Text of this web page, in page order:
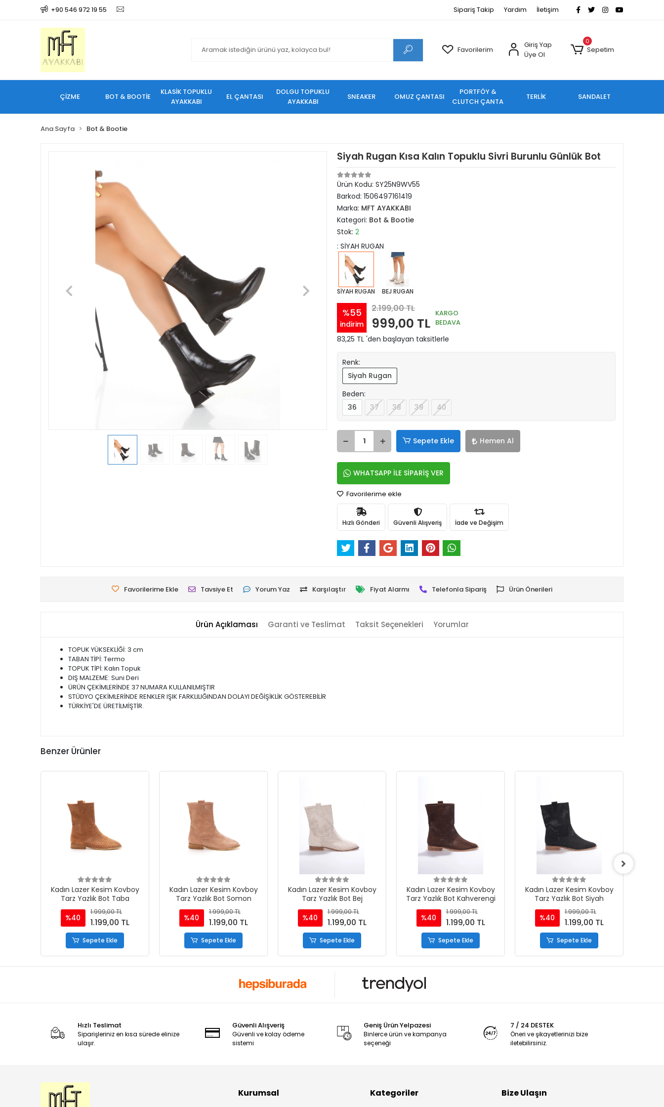
+90 546 972 19 55 Sipariş Takip Yardım İletişim
Favorilerim
Giriş Yap
Üye Ol
0
Sepetim
ÇİZME BOT & BOOTİE
KLASİK TOPUKLU
AYAKKABI
EL ÇANTASI
DOLGU TOPUKLU
AYAKKABI
SNEAKER OMUZ ÇANTASI
PORTFÖY &
CLUTCH ÇANTA
TERLİK SANDALET
Ana Sayfa Bot & Bootie
Siyah Rugan Kısa Kalın Topuklu Sivri Burunlu Günlük Bot
Ürün Kodu: SY25N9WV55
Barkod: 1506497161419
Marka: MFT AYAKKABI
Kategori: Bot & Bootie
Stok: 2
: SİYAH RUGAN
SİYAH RUGAN BEJ RUGAN
%55
indirim
2.199,00 TL
999,00 TL
KARGO
BEDAVA
83,25 TL 'den başlayan taksitlerle
Renk:
Siyah Rugan
Beden:
36
37 38 39 40
Sepete Ekle Hemen Al
WHATSAPP İLE SİPARİŞ VER
Favorilerime ekle
Hızlı Gönderi Güvenli Alışveriş İade ve Değişim
Favorilerime Ekle Tavsiye Et Yorum Yaz Karşılaştır Fiyat Alarmı Telefonla Sipariş Ürün Önerileri
Ürün Açıklaması Garanti ve Teslimat Taksit Seçenekleri Yorumlar
TOPUK YÜKSEKLİĞİ: 3 cm
TABAN TİPİ: Termo
TOPUK TİPİ: Kalın Topuk
DIŞ MALZEME: Suni Deri
ÜRÜN ÇEKİMLERİNDE 37 NUMARA KULLANILMIŞTIR
STÜDYO ÇEKİMLERİNDE RENKLER IŞIK FARKLILIĞINDAN DOLAYI DEĞİŞİKLİK GÖSTEREBİLİR
TÜRKİYE'DE ÜRETİLMİŞTİR.
Benzer Ürünler
Kadın Lazer Kesim Kovboy
Tarz Yazlık Bot Taba
%40
1.999,00 TL
1.199,00 TL
Sepete Ekle
Kadın Lazer Kesim Kovboy
Tarz Yazlık Bot Somon
%40
1.999,00 TL
1.199,00 TL
Sepete Ekle
Kadın Lazer Kesim Kovboy
Tarz Yazlık Bot Bej
%40
1.999,00 TL
1.199,00 TL
Sepete Ekle
Kadın Lazer Kesim Kovboy
Tarz Yazlık Bot Kahverengi
%40
1.999,00 TL
1.199,00 TL
Sepete Ekle
Kadın Lazer Kesim Kovboy
Tarz Yazlık Bot Siyah
%40
1.999,00 TL
1.199,00 TL
Sepete Ekle
Hızlı Teslimat
Siparişleriniz en kısa sürede elinize
ulaşır.
Güvenli Alışveriş
Güvenli ve kolay ödeme
sistemi
Geniş Ürün Yelpazesi
Binlerce ürün ve kampanya
seçeneği
7 / 24 DESTEK
Öneri ve şikayetlerinizi bize
iletebilirsiniz.
Kurumsal Kategoriler Bize Ulaşın